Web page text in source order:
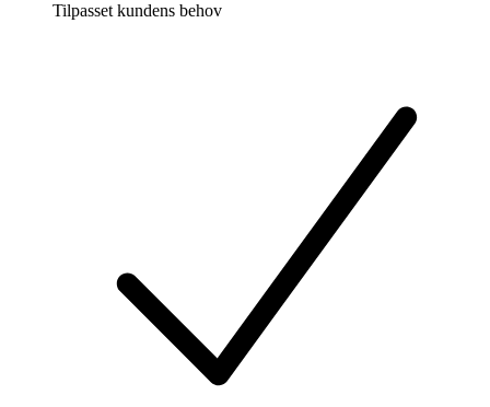
Tilpasset kundens behov